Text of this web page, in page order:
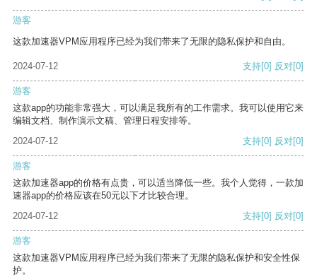
游客
这款加速器VPM应用程序已经为我们带来了无限的隐私保护和自由。
2024-07-12 支持[0] 反对[0]
游客
这款app的功能非常强大，可以满足我所有的工作需求。我可以使用它来
编辑文档、制作演示文稿、管理日程安排等。
2024-07-12
支持[0] 反对[0]
游客
这款加速器app的价格有点贵，可以适当降低一些。我个人觉得，一款加
速器app的价格应该在50元以下才比较合理。
2024-07-12
支持[0] 反对[0]
游客
这款加速器VPM应用程序已经为我们带来了无限的隐私保护和安全性保
护。